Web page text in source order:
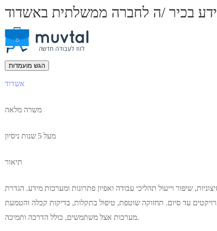
בכיר /ה לחברה ממשלתית באשדוד
הגש מועמדות
אשדוד
משרה מלאה
מעל 5 שנות ניסיון
תיאור
שיפור וייעול תהליכי עבודה ואפיון פתרונות ומערכות מידע. הגדרת
פרויקטים עד סיום. תחזוקה שוטפת, טיפול בתקלות, בדיקות קבלה והטמעת
מערכות אצל משתמשים, כולל הדרכה ותמיכה.